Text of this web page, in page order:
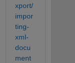
xport/
impor
ting-
xml-
docu
ment